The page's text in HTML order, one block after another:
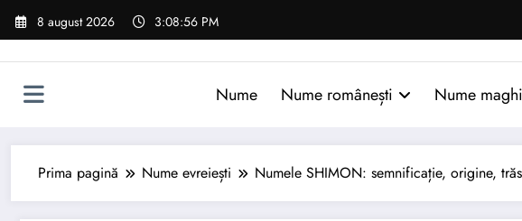
Sari
8 august 2026 3:08:57 PM
Nume Nume românești Nume
Prima pagină Nume evreiești Numele SHIMON: semnificație, origine,